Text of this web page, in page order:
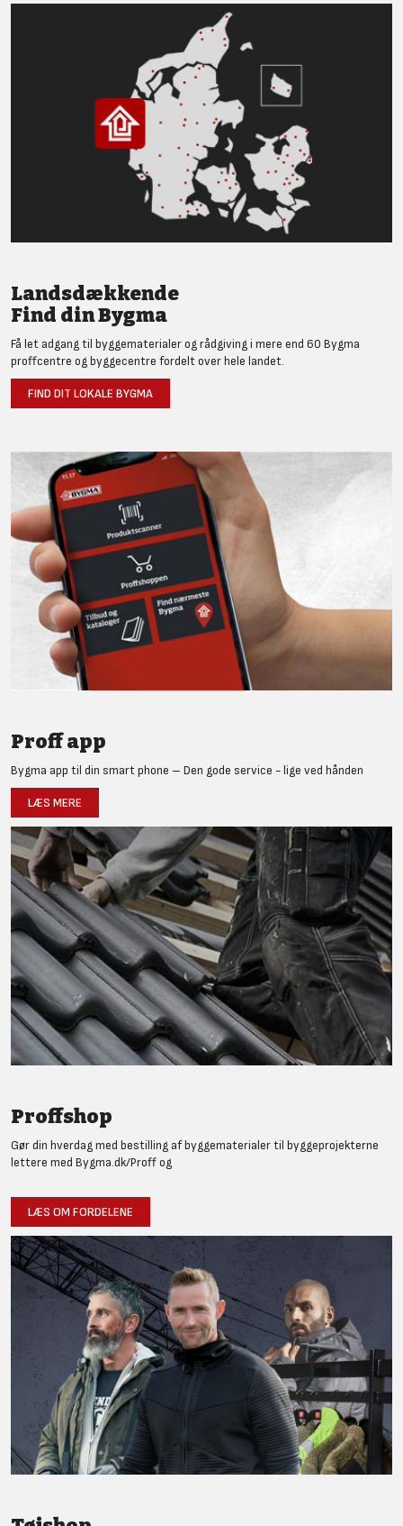
Landsdækkende
Find din Bygma
Få let adgang til byggematerialer og rådgiving i mere end 60 Bygma
proffcentre og byggecentre fordelt over hele landet.
FIND DIT LOKALE BYGMA
Proff app
Bygma app til din smart phone – Den gode service - lige ved hånden
LÆS MERE
Proffshop
Gør din hverdag med bestilling af byggematerialer til byggeprojekterne
lettere med Bygma.dk/Proff og
LÆS OM FORDELENE